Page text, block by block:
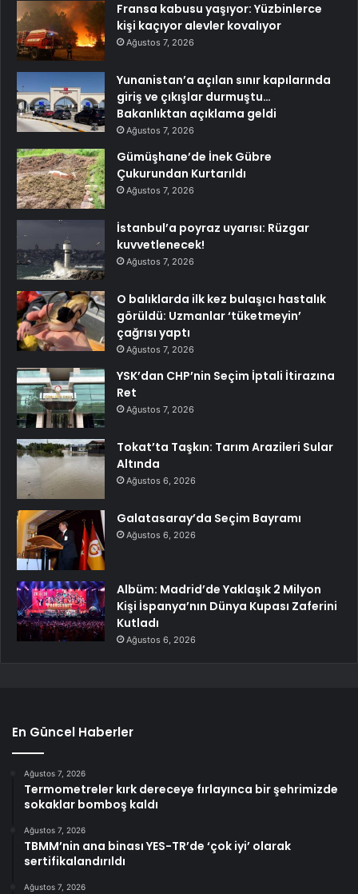
Fransa kabusu yaşıyor: Yüzbinlerce
kişi kaçıyor alevler kovalıyor
Ağustos 7, 2026
Yunanistan’a açılan sınır kapılarında
giriş ve çıkışlar durmuştu…
Bakanlıktan açıklama geldi
Ağustos 7, 2026
Gümüşhane’de İnek Gübre
Çukurundan Kurtarıldı
Ağustos 7, 2026
İstanbul’a poyraz uyarısı: Rüzgar
kuvvetlenecek!
Ağustos 7, 2026
O balıklarda ilk kez bulaşıcı hastalık
görüldü: Uzmanlar ‘tüketmeyin’
çağrısı yaptı
Ağustos 7, 2026
YSK’dan CHP’nin Seçim İptali İtirazına
Ret
Ağustos 7, 2026
Tokat’ta Taşkın: Tarım Arazileri Sular
Altında
Ağustos 6, 2026
Galatasaray’da Seçim Bayramı
Ağustos 6, 2026
Albüm: Madrid’de Yaklaşık 2 Milyon
Kişi İspanya’nın Dünya Kupası Zaferini
Kutladı
Ağustos 6, 2026
En Güncel Haberler
Ağustos 7, 2026
Termometreler kırk dereceye fırlayınca bir şehrimizde
sokaklar bomboş kaldı
Ağustos 7, 2026
TBMM’nin ana binası YES-TR’de ‘çok iyi’ olarak
sertifikalandırıldı
Ağustos 7, 2026